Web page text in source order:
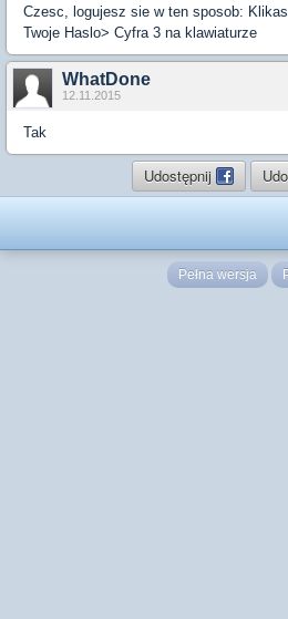
Czesc, logujesz sie w ten sposob:
Twoje Haslo> Cyfra 3 na klawiaturze
WhatDone
12.11.2015
Tak
Udostępnij
Pełna wersja